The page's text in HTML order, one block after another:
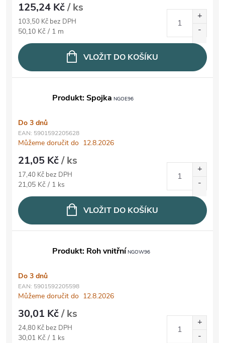
125,24 Kč/ ks
103,50 Kč bez DPH
Měrná cena:
50,10 Kč / 1 m
VLOŽIT DO KOŠÍKU
Produkt: Spojka NGOE96
Do 3 dnů
EAN: 5901592205628
Můžeme doručit do 12.8.2026
21,05 Kč/ ks
17,40 Kč bez DPH
Měrná cena:
21,05 Kč / 1 ks
VLOŽIT DO KOŠÍKU
Produkt: Roh vnitřní NGOW96
Do 3 dnů
EAN: 5901592205598
Můžeme doručit do 12.8.2026
30,01 Kč/ ks
24,80 Kč bez DPH
Měrná cena:
30,01 Kč / 1 ks